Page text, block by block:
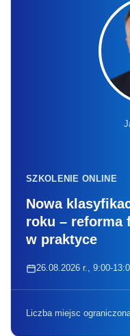
SZKOLENIE ONLINE
Nowa
roku – reforma
w praktyce
26.08.2026 r., 9:00-
Liczba miejsc